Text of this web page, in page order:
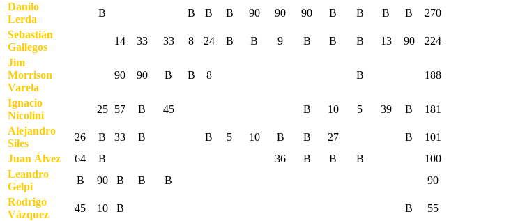
Danilo
Lerda
B B B B 90 90 90 B B B B
270
Sebastián
Gallegos
14 33 33 8 24 B B 9 B B B 13 90
224
Jim
Morrison
Varela
90 90 B B 8 B 188
Ignacio
Nicolini
25 57 B 45 B 10 5 39 B
181
Alejandro
Siles
26 B 33 B B 5 10 B B 27 B
101
Juan Álvez
64 B 36 B B B
100
Leandro
Gelpi
B 90 B B B
90
Rodrigo
Vázquez
45 10 B B
55